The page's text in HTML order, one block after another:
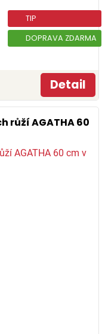
TIP
DOPRAVA ZDARMA
Detail
růží AGATHA 60